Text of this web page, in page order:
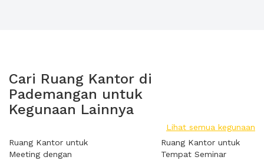
Cari Ruang Kantor di
Pademangan untuk
Kegunaan Lainnya
Lihat semua kegunaan
Ruang Kantor untuk
Meeting dengan
Ruang Kantor untuk
Tempat Seminar